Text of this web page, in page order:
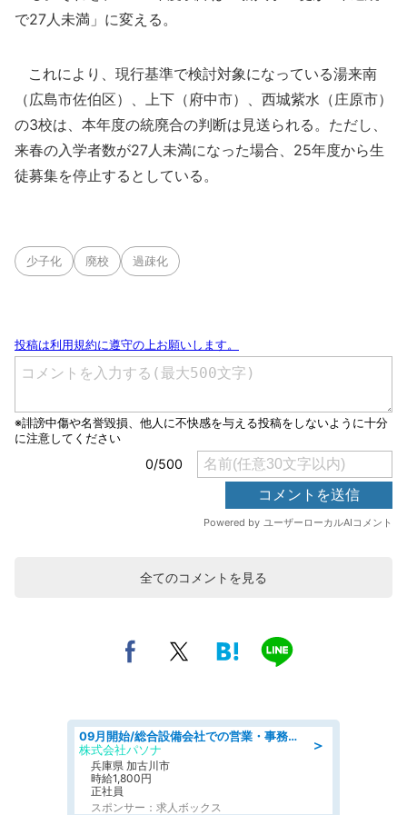
で27人未満」に変える。
これにより、現行基準で検討対象になっている湯来南
（広島市佐伯区）、上下（府中市）、西城紫水（庄原市）
の3校は、本年度の統廃合の判断は見送られる。ただし、
来春の入学者数が27人未満になった場合、25年度から生
徒募集を停止するとしている。
少子化 廃校 過疎化
全てのコメントを見る
＞
09月開始/総合設備会社での営業・事務のお仕事/車通勤可/賞与あり/営業/営業事務
株式会社パソナ
兵庫県 加古川市
時給1,800円
正社員
スポンサー：求人ボックス